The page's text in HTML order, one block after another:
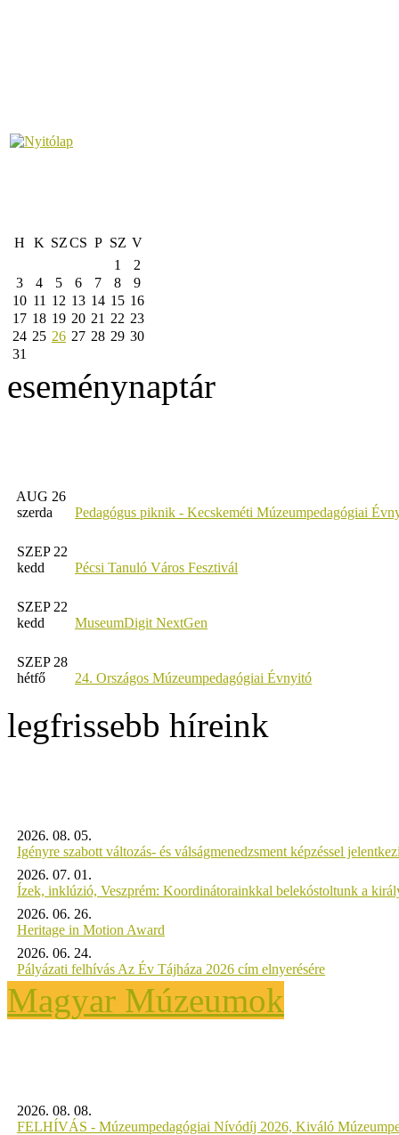
H K SZCS P SZ V
1
2
3
4 5 6 7 8
9
10 11 12 13 14 15 16
17 18 19 20 21 22 23
24 25 26 27 28 29 30
31
eseménynaptár
AUG 26
szerda
Pedagógus piknik - Kecskeméti Múzeumpedagógiai
SZEP 22
kedd
Pécsi Tanuló Város Fesztivál
SZEP 22
kedd
MuseumDigit NextGen
SZEP 28
hétfő
24. Országos Múzeumpedagógiai Évnyitó
legfrissebb híreink
2026. 08. 05.
Igényre szabott változás- és válságmenedzsment képzéssel
2026. 07. 01.
Ízek, inklúzió, Veszprém: Koordinátorainkkal belekóstoltunk a
2026. 06. 26.
Heritage in Motion Award
2026. 06. 24.
Pályázati felhívás Az Év Tájháza 2026 cím elnyerésére
Magyar Múzeumok
2026. 08. 08.
FELHÍVÁS - Múzeumpedagógiai Nívódíj 2026, Kiváló